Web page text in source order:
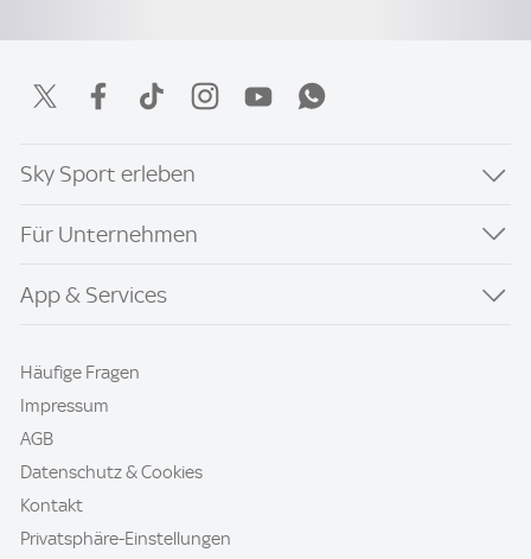
Sky Sport erleben
Für Unternehmen
App & Services
Häufige Fragen
Impressum
AGB
Datenschutz & Cookies
Kontakt
Privatsphäre-Einstellungen